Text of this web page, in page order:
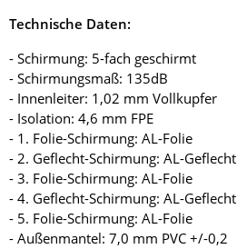
Technische Daten:
- Schirmung: 5-fach geschirmt
- Schirmungsmaß: 135dB
- Innenleiter: 1,02 mm Vollkupfer
- Isolation: 4,6 mm FPE
- 1. Folie-Schirmung: AL-Folie
- 2. Geflecht-Schirmung: AL-Geflecht
- 3. Folie-Schirmung: AL-Folie
- 4. Geflecht-Schirmung: AL-Geflecht
- 5. Folie-Schirmung: AL-Folie
- Außenmantel: 7,0 mm PVC +/-0,2